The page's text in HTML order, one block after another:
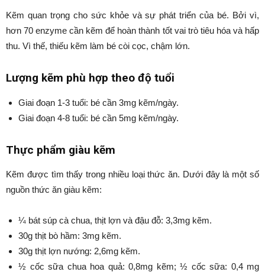
Kẽm quan trọng cho sức khỏe và sự phát triển của bé. Bởi vì,
hơn 70 enzyme cần kẽm để hoàn thành tốt vai trò tiêu hóa và hấp
thu. Vì thế, thiếu kẽm làm bé còi cọc, chậm lớn.
Lượng kẽm phù hợp theo độ tuổi
Giai đoạn 1-3 tuổi: bé cần 3mg kẽm/ngày.
Giai đoạn 4-8 tuổi: bé cần 5mg kẽm/ngày.
Thực phẩm giàu kẽm
Kẽm được tìm thấy trong nhiều loại thức ăn. Dưới đây là một số
nguồn thức ăn giàu kẽm:
¼ bát súp cà chua, thịt lợn và đậu đỗ: 3,3mg kẽm.
30g thịt bò hầm: 3mg kẽm.
30g thịt lợn nướng: 2,6mg kẽm.
½ cốc sữa chua hoa quả: 0,8mg kẽm; ½ cốc sữa: 0,4 mg